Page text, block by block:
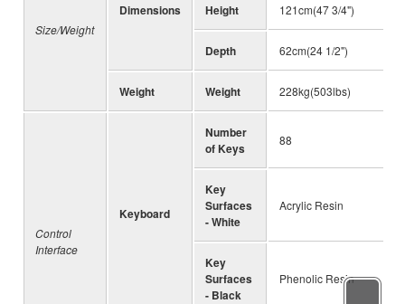
Size/Weight
Dimensions Height 121cm(47 3/4")
Depth 62cm(24 1/2")
Weight Weight 228kg(503lbs)
Control
Interface
Keyboard
Number
of Keys
88
Key
Surfaces
- White
Acrylic Resin
Key
Surfaces
- Black
Phenolic Resin